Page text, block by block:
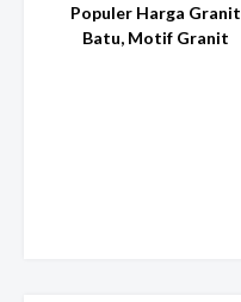
Populer Harga Granit
Batu, Motif Granit